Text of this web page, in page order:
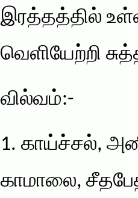
இரத்தத்தில்
வெளியேற்றி
வில்வம்:-
1. காய்ச்சல்,
காமாலை,